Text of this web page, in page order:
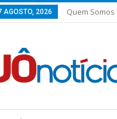
AGOSTO, 2026 Quem Somos